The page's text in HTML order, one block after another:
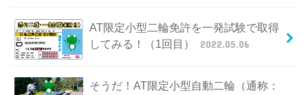
AT限定小型二輪免許を一発試験で取得
してみる！（1回目）
2022.05.06
そうだ！AT限定小型自動二輪（通称：